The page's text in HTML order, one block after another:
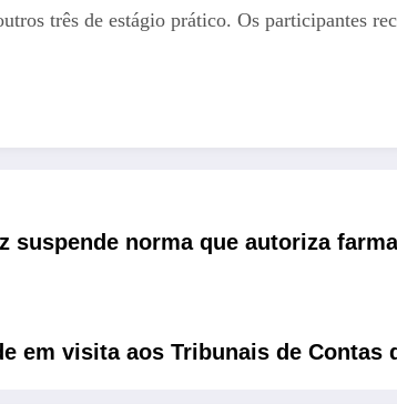
três de estágio prático. Os participantes
suspende norma que autoriza
em visita aos Tribunais de Contas